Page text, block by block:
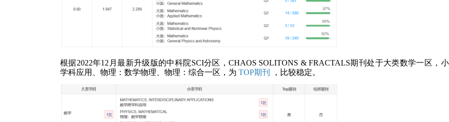
根据2022年12月最新升级版的中科院SCI分区，CHAOS SOLITONS & FRACTALS期刊处于大类数学一区，
学科应用、物理：数学物理、物理：综合一区，为 TOP期刊 ，比较稳定。